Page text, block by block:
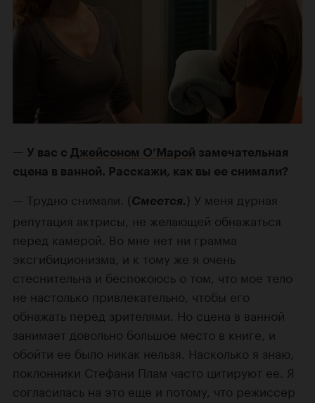
У вас с Джейсоном О’Марой замечательная
сцена в ванной. Расскажи, как вы ее снимали?
Трудно снимали. (Смеется.) У меня дурная
репутация актрисы, не желающей обнажаться
перед камерой. Во мне нет ни грамма
эксгибиционизма, и к тому же я очень
стеснительна и беспокоюсь о том, что мое тело
не настолько привлекательно, чтобы его
обнажать перед зрителями. Но сцена в ванной
занимает довольно большое место в книге, и
обойти ее было никак нельзя. Насколько я знаю,
поклонники Стефани Плам часто цитируют ее. Я
согласилась на это еще и потому, что режиссер